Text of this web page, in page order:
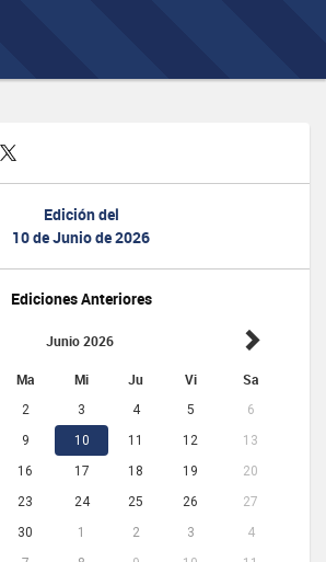
Edición del
10 de Junio de 2026
Ediciones Anteriores
Junio 2026
Ma Mi Ju Vi Sa
2 3 4 5
6
9 10 11 12
13
16 17 18 19
20
23 24 25 26
27
30 1 2 3
4